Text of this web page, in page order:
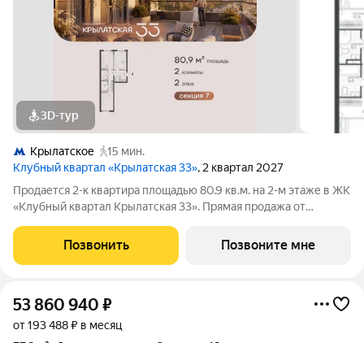
3D-тур
Крылатское
15 мин.
Клубный квартал «Крылатская 33», 2 квартал 2027
Продается 2-к квартира площадью 80.9 кв.м. на 2-м этаже в ЖК
«Клубный квартал Крылатская 33». Прямая продажа от
западе Москвы от специализированного застройщика
«Сияние». Комплекс расположен всего
Позвонить Позвоните мне
53 860 940 ₽
от 193 488 ₽ в месяц